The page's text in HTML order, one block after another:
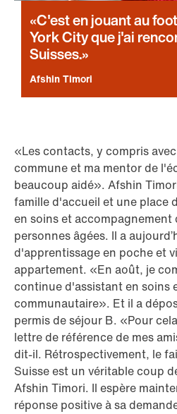
C'est en jouant au
York City que j'ai
Suisses.
Afshin Timori
«Les contacts, y compris
commune et ma mentor de
beaucoup aidé». Afshin
famille d'accueil et une place
en soins et
personnes âgées. Il a
d'apprentissage en poche et
appartement. «En août, je
continue d'assistant en soins
communautaire». Et il a
permis de séjour B. «Pour
lettre de référence de mes
dit-il. Rétrospectivement, le
Suisse est un véritable coup
Afshin Timori. Il espère
réponse positive à sa